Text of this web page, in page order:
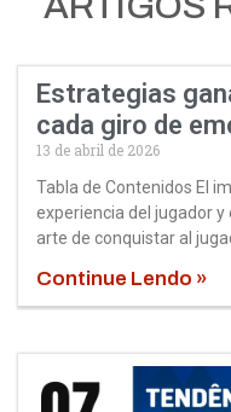
Estrategias
cada giro de
13 de abril de 2026
Tabla de Contenidos El
experiencia del jugador y
arte de conquistar al
Continue Lendo »